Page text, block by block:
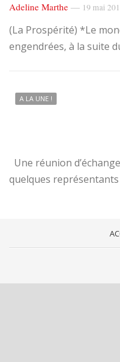
Adeline Marthe — 19 mai
(La Prospérité) *Le
engendrées, à la suite
A LA UNE !
Une réunion
quelques